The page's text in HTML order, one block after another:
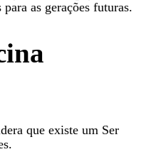
as gerações futuras.
que existe um Ser